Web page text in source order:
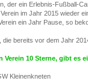
der ein Erlebnis-Fußball-
im Jahr 2015 wieder
ein Jahr Pause, so
die bereits vor dem Jahr
Verein 10 Sterne, gibt es
Kleinenkneten